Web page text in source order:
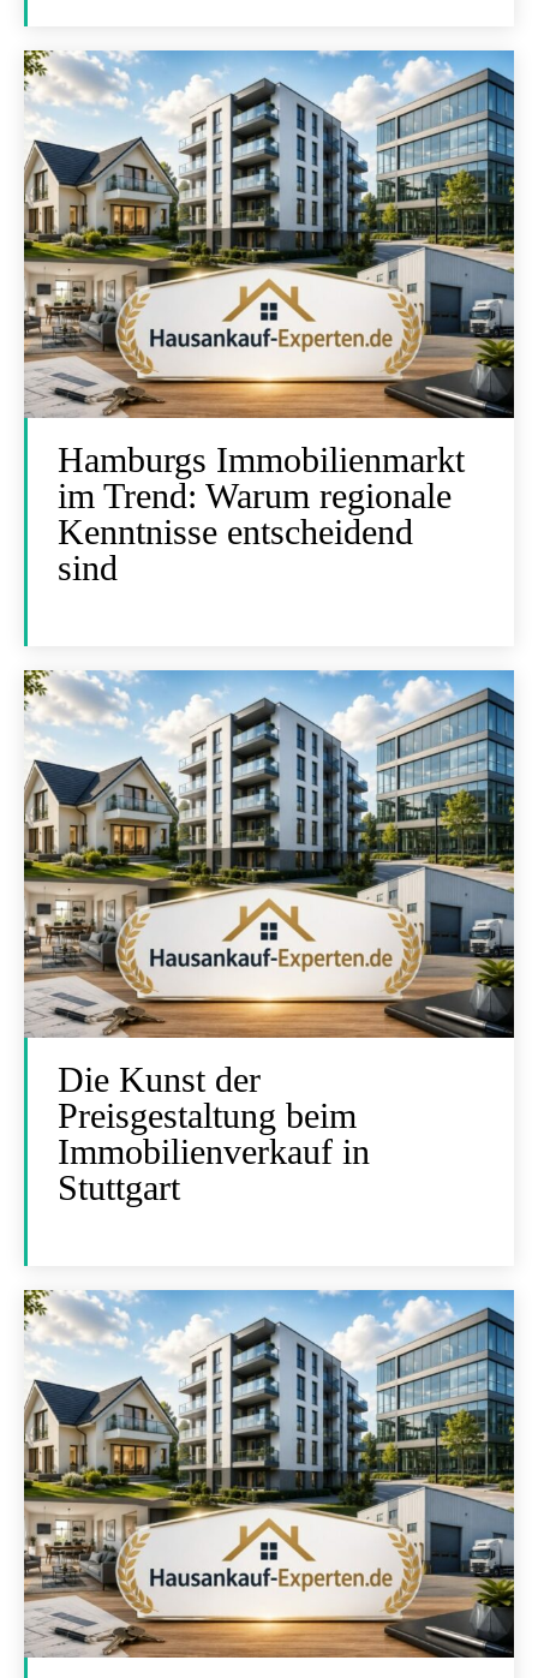
Hamburgs Immobilienmarkt
im Trend: Warum regionale
Kenntnisse entscheidend
sind
Die Kunst der
Preisgestaltung beim
Immobilienverkauf in
Stuttgart